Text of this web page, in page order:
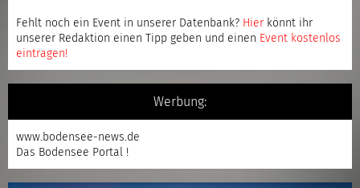
Fehlt noch ein Event in unserer Datenbank? Hier könnt ihr
unserer Redaktion einen Tipp geben und einen Event kostenlos
eintragen!
Werbung:
www.bodensee-news.de
Das Bodensee Portal !